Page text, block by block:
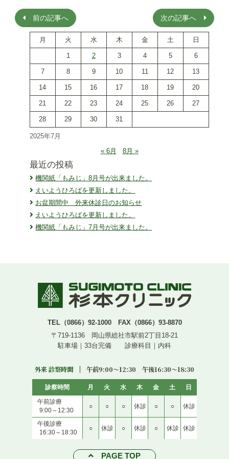
ビ
ゲ
前の記事へ 次の記事へ
2025年7月
月 火 水 木 金 土 日
1 2 3 4 5 6
7 8 9 10 11 12 13
14 15 16 17 18 19 20
21 22 23 24 25 26 27
28 29 30 31
« 6月 8月 »
最近の投稿
機関紙「もみじ」8月号が出来ました。
えいようひろばを更新しました。
お盆期間中 外来休診日のお知らせ
えいようひろばを更新しました。
機関紙「もみじ」7月号が出来ました。
TEL（0866）92-1000 FAX（0866）93-8870
〒719-1136 岡山県総社市駅前2丁目18-21
駐車場｜33台完備 診療科目｜内科
外来 診察時間 午前9:00〜12:30 午後16:30〜18:30
診察時間 月 火 水 木 金 土
日
午前診療
9:00～12:30
○ ○ ○ 休診 ○ ○ 休診
午後診療
16:30～18:30
○ 休診 ○ 休診 ○ 休診 休診
PAGE TOP